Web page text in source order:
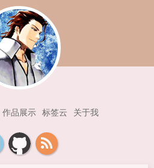
作品展示 标签云 关于我